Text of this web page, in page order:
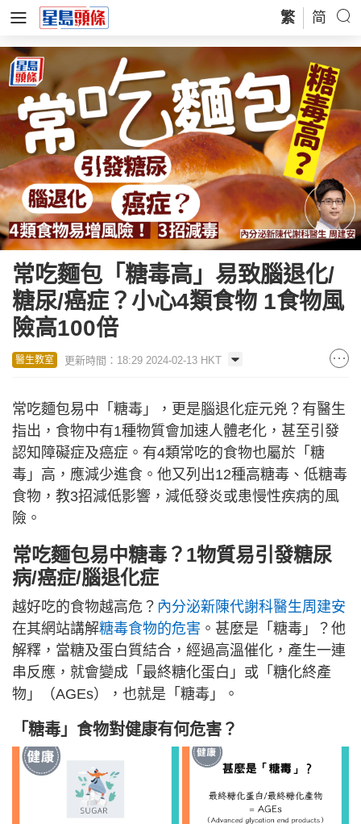
繁 简
常吃麵包「糖毒高」易致腦退化/
糖尿/癌症？小心4類食物 1食物風
險高100倍
醫生教室 更新時間：18:29 2024-02-13 HKT
常吃麵包易中「糖毒」，更是腦退化症元兇？有醫生
指出，食物中有1種物質會加速人體老化，甚至引發
認知障礙症及癌症。有4類常吃的食物也屬於「糖
毒」高，應減少進食。他又列出12種高糖毒、低糖毒
食物，教3招減低影響，減低發炎或患慢性疾病的風
險。
常吃麵包易中糖毒？1物質易引發糖尿
病/癌症/腦退化症
越好吃的食物越高危？ 內分泌新陳代謝科醫生周建安
在其網站講解糖毒食物的危害 。甚麼是「糖毒」？他
解釋，當糖及蛋白質結合，經過高溫催化，產生一連
串反應，就會變成「最終糖化蛋白」或「糖化終產
物」（AGEs），也就是「糖毒」。
「糖毒」食物對健康有何危害？